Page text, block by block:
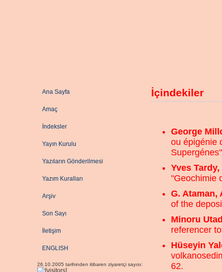
Ana Sayfa
Amaç
İndeksler
Yayın Kurulu
Yazıların Gönderilmesi
Yazım Kuralları
Arşiv
Son Sayı
İletişim
ENGLISH
26.10.2005 tarihinden itibaren ziyaretçi sayısı:
İçindekiler
George
ou épigénie
Yves
"Geochimie
G. Ataman,
of the
Minoru
referencer
Hüseyin
62.